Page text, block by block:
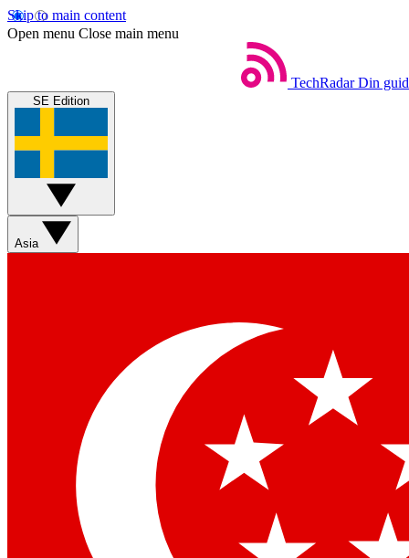
Skip to main content
Open menu Close main menu
TechRadar Din
SE Edition
Asia